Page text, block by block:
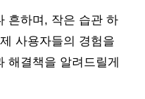
흔하며, 작은 습관 하
사용자들의 경험을
해결책을 알려드릴게